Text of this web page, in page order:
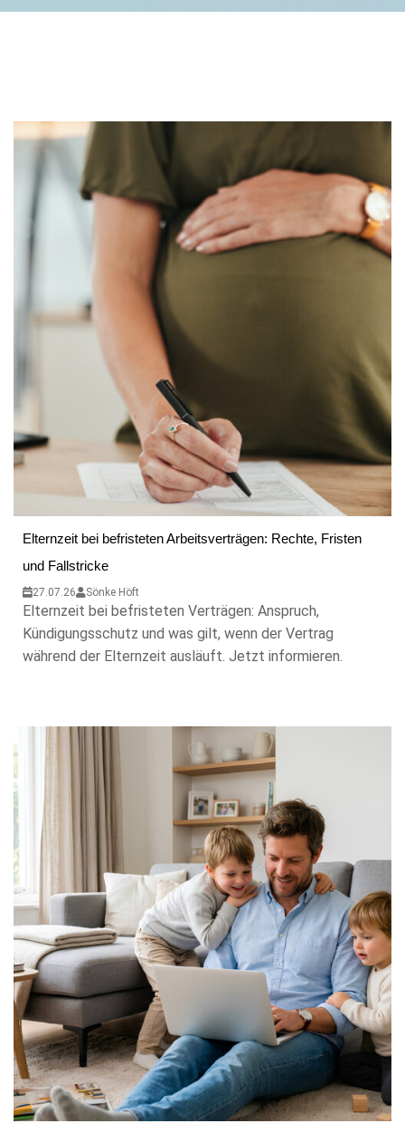
Elternzeit bei befristeten Arbeitsverträgen: Rechte, Fristen
und Fallstricke
27.07.26 Sönke Höft
Elternzeit bei befristeten Verträgen: Anspruch,
Kündigungsschutz und was gilt, wenn der Vertrag
während der Elternzeit ausläuft. Jetzt informieren.